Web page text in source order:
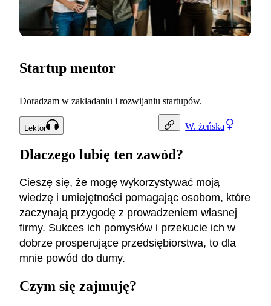
W. żeńska
Startup mentor
Doradzam w zakładaniu i rozwijaniu startupów.
Lektor
Dlaczego lubię ten zawód?
Cieszę się, że mogę wykorzystywać moją
wiedzę i umiejętności pomagając osobom, które
zaczynają przygodę z prowadzeniem własnej
firmy. Sukces ich pomysłów i przekucie ich w
dobrze prosperujące przedsiębiorstwa, to dla
mnie powód do dumy.
Czym się zajmuję?